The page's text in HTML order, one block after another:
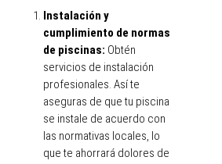
Instalación y
cumplimiento de normas
de piscinas: Obtén
servicios de instalación
profesionales. Así te
aseguras de que tu piscina
se instale de acuerdo con
las normativas locales, lo
que te ahorrará dolores de